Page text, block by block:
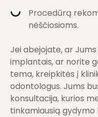
Procedūrą
nėščiosioms.
Jei abejojate, ar
implantais, ar norite
tema, kreipkitės į
odontologus. Jums
konsultacija, kurios
tinkamiausią gydymo